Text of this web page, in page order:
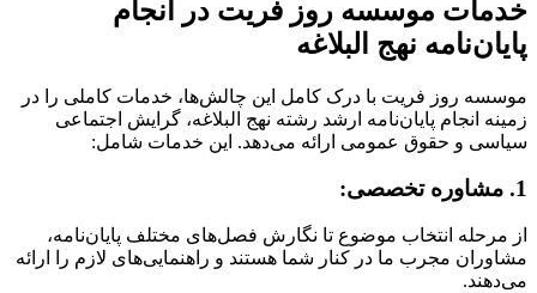
خدمات موسسه روز فریت در انجام
پایان‌نامه نهج البلاغه
موسسه روز فریت با درک کامل این چالش‌ها، خدمات کاملی را در
زمینه انجام پایان‌نامه ارشد رشته نهج البلاغه، گرایش اجتماعی
سیاسی و حقوق عمومی ارائه می‌دهد. این خدمات شامل:
1. مشاوره تخصصی:
از مرحله انتخاب موضوع تا نگارش فصل‌های مختلف پایان‌نامه،
مشاوران مجرب ما در کنار شما هستند و راهنمایی‌های لازم را ارائه
می‌دهند.